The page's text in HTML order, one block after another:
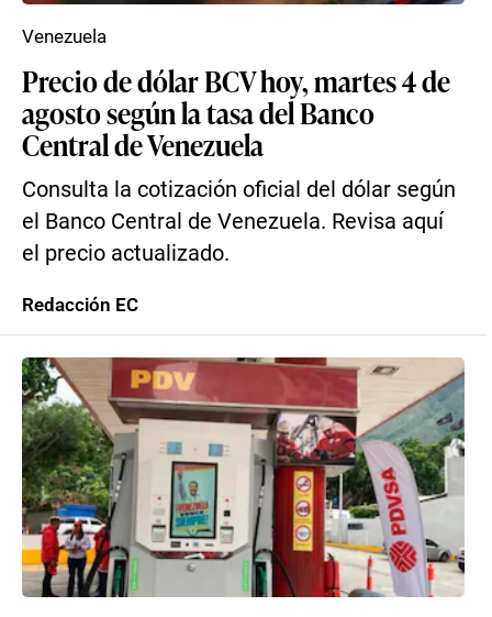
Precio de dólar BCV hoy, martes 4 de
agosto según la tasa del Banco
Central de Venezuela
Consulta la cotización oficial del dólar según
el Banco Central de Venezuela. Revisa aquí
el precio actualizado.
Venezuela
Redacción EC